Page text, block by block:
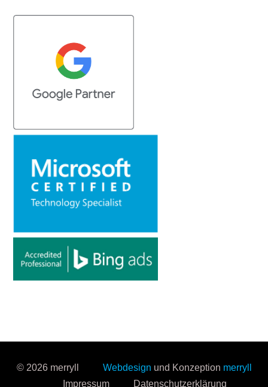
© 2026 merryll Webdesign und Konzeption merryll
Impressum
Datenschutzerklärung